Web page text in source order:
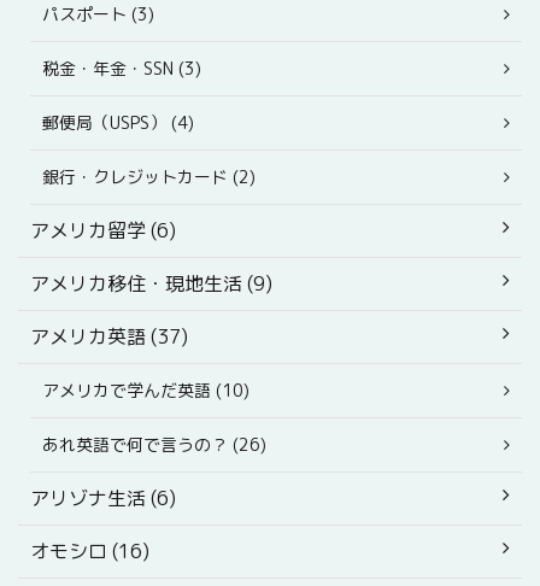
パスポート (3)
税金・年金・SSN (3)
郵便局（USPS） (4)
銀行・クレジットカード (2)
アメリカ留学 (6)
アメリカ移住・現地生活 (9)
アメリカ英語 (37)
アメリカで学んだ英語 (10)
あれ英語で何で言うの？ (26)
アリゾナ生活 (6)
オモシロ (16)